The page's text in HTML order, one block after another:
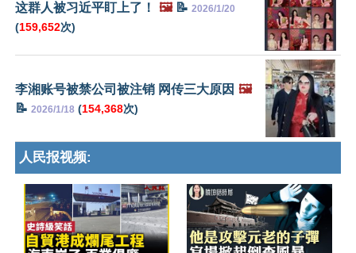
这群人被习近平盯上了！ 🖼️📝 2026/1/20
(159,652次)
李湘账号被禁公司被注销 网传三大原因 🖼️
📝 2026/1/18 (154,368次)
人民报视频: